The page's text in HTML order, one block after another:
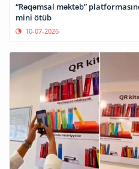
“Rəqəmsal məktəb”
mini ötüb
10-07-2026